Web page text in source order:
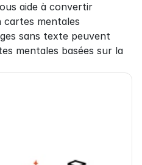
aide à convertir
mentales
sans texte peuvent
mentales basées sur la